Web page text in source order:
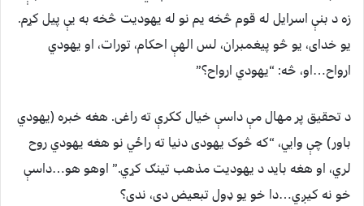
زه د بنې اسرایل له قوم څخه یم نو له یهودیت څخه به یې پیل کړم.
یو خدای، یو څو پیغمبران، لس الهې احکام، تورات، او یهودي
ارواح…او، څه: “يهودي ارواح؟”
د تحقيق پر مهال مې داسې خيال ککرې ته راغی. هغه خبره (یهودي
باور) چې وايي، “كه څوک یهودی دنیا ته راځي نو هغه یهودي روح
لري، او هغه باید د یهودیت مذهب تینګ کړي.” اوهو هو…داسې
خو نه کیږي…دا خو یو ډول تبعیض دی، ندی؟